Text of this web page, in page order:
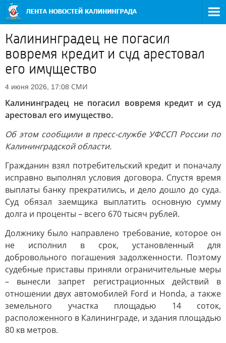
Калининградец не погасил
вовремя кредит и суд арестовал
его имущество
4 июня 2026, 17:08 СМИ
Калининградец не погасил вовремя кредит и суд
арестовал его имущество.
Об этом сообщили в пресс-службе УФССП России по
Калининградской области.
Гражданин взял потребительский кредит и поначалу
исправно выполнял условия договора. Спустя время
выплаты банку прекратились, и дело дошло до суда.
Суд обязал заемщика выплатить основную сумму
долга и проценты – всего 670 тысяч рублей.
Должнику было направлено требование, которое он
не исполнил в срок, установленный для
добровольного погашения задолженности. Поэтому
судебные приставы приняли ограничительные меры
– вынесли запрет регистрационных действий в
отношении двух автомобилей Ford и Honda, а также
земельного участка площадью 14 соток,
расположенного в Калининграде, и здания площадью
80 кв метров.